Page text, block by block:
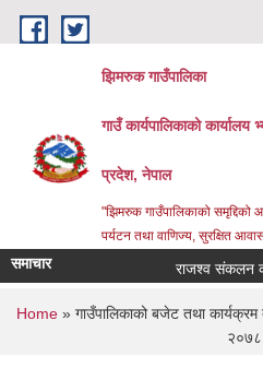
Skip to main content
झिमरुक गाउँपालिका
गाउँ कार्यपालिकाको कार्यालय
प्रदेश, नेपाल
"झिमरुक गाउँपालिकाको समृद्दिको
पर्यटन तथा वाणिज्य, सुरक्षित आवास
समाचार राजश्व संकलन
You are here
Home» गाउँपालिकाको बजेट तथा कार्यक्रम
२०७८